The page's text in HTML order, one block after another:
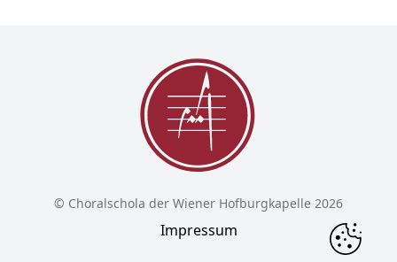
© Choralschola der Wiener Hofburgkapelle 2026
Impressum